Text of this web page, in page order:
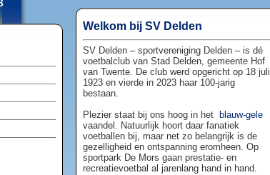
Welkom bij SV Delden
SV Delden – sportvereniging Delden – is dé
voetbalclub van Stad Delden, gemeente Hof
van Twente. De club werd opgericht op 18 juli
1923 en vierde in 2023 haar 100-jarig
bestaan.
Plezier staat bij ons hoog in het
blauw-gele
vaandel. Natuurlijk hoort daar fanatiek
voetballen bij, maar net zo belangrijk is de
gezelligheid en ontspanning eromheen. Op
sportpark De Mors gaan prestatie- en
recreatievoetbal al jarenlang hand in hand.